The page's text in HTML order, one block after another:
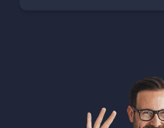
möchten gern Ihre
wissen aber nicht, wo Sie